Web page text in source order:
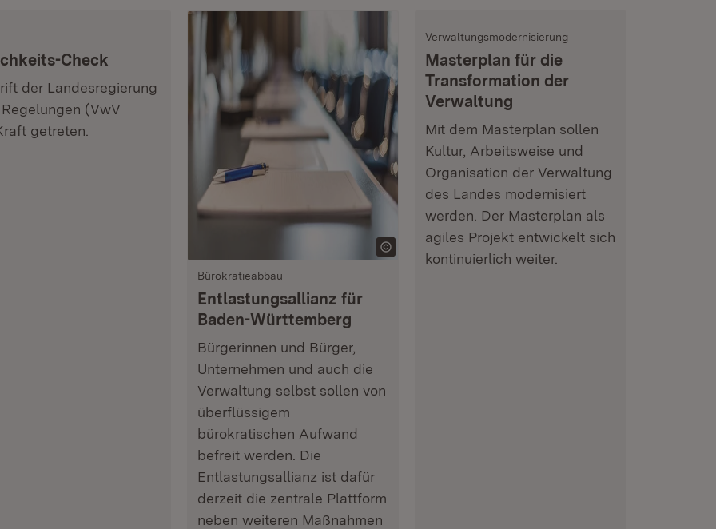
Check
der Landesregierung
(VwV
getreten.
Bürokratieabbau
Entlastungsallianz für
Baden-Württemberg
Bürgerinnen und Bürger,
Unternehmen und auch die
Verwaltung selbst sollen von
überflüssigem
bürokratischen Aufwand
befreit werden. Die
Entlastungsallianz ist dafür
derzeit die zentrale Plattform
neben weiteren Maßnahmen
Verwaltungsmodernisierung
Masterplan für die
Transformation der
Verwaltung
Mit dem Masterplan sollen
Kultur, Arbeitsweise und
Organisation der Verwaltung
des Landes modernisiert
werden. Der Masterplan als
agiles Projekt entwickelt sich
kontinuierlich weiter.